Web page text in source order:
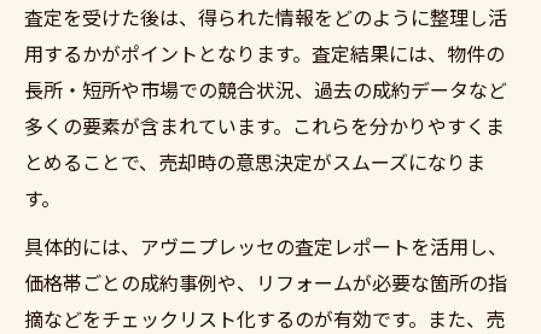
査定を受けた後は、得られた情報をどのように整理し活
用するかがポイントとなります。査定結果には、物件の
長所・短所や市場での競合状況、過去の成約データなど
多くの要素が含まれています。これらを分かりやすくま
とめることで、売却時の意思決定がスムーズになりま
す。
具体的には、アヴニプレッセの査定レポートを活用し、
価格帯ごとの成約事例や、リフォームが必要な箇所の指
摘などをチェックリスト化するのが有効です。また、売